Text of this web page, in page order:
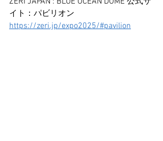
イト：パビリオン
https://zeri.jp/expo2025/#pavilion